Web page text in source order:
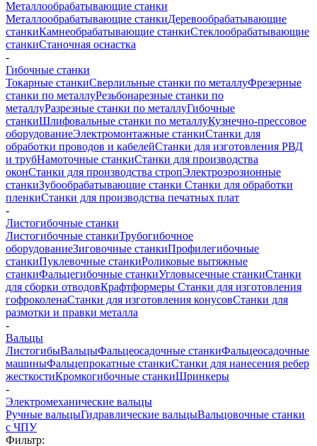
Металлообрабатывающие станки
Металлообрабатывающие станкиДеревообрабатывающие
станкиКамнеобрабатывающие станкиСтеклообрабатывающие
станкиСтаночная оснастка
-
Гибочные станки
Токарные станкиСверлильные станки по металлуФрезерные
станки по металлуРезьбонарезные станки по
металлуРазрезные станки по металлуГибочные
станкиШлифовальные станки по металлуКузнечно-прессовое
оборудованиеЭлектромонтажные станкиСтанки для
обработки проводов и кабелейСтанки для изготовления РВД
и трубНамоточные станкиСтанки для производства
оконСтанки для производства стропЭлектроэрозионные
станкиЗубообрабатывающие станки Станки для обработки
пленкиСтанки для производства печатных плат
-
Листогибочные станки
Листогибочные станкиТрубогибочное
оборудованиеЗиговочные станкиПрофилегибочные
станкиПуклевочные станкиРоликовые вытяжные
станкиФальцегибочные станкиУгловысечные станкиСтанки
для сборки отводовКрафтформеры Станки для изготовления
гофроколенаСтанки для изготовления конусовСтанки для
размотки и правки металла
-
Вальцы
ЛистогибыВальцыФальцеосадочные станкиФальцеосадочные
машиныФальцепрокатные станкиСтанки для нанесения ребер
жесткостиКромкогибочные станкиШринкеры
-
Электромеханические вальцы
Ручные вальцыГидравлические вальцыВальцовочные станки
с ЧПУ
Фильтр: